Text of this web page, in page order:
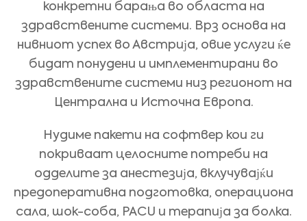
конкретни барања во областа на
здравствените системи. Врз основа на
нивниот успех во Австрија, овие услуги ќе
бидат понудени и имплементирани во
здравствените системи низ регионот на
Централна и Источна Европа.
Нудиме пакети на софтвер кои ги
покриваат целосните потреби на
одделите за анестезија, вклучувајќи
предоперативна подготовка, операциона
сала, шок-соба, PACU и терапија за болка.